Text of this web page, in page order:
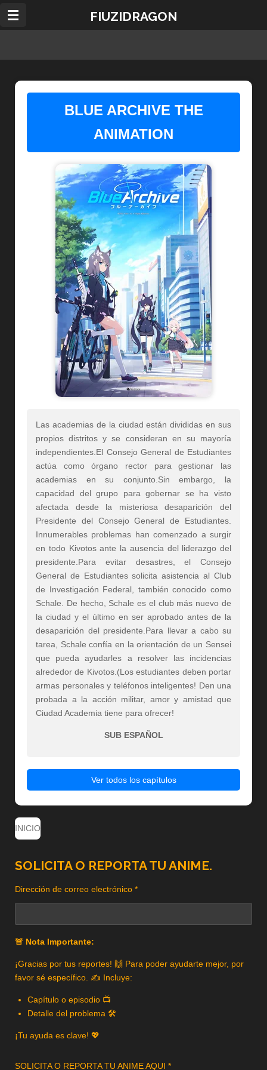
Ir
FIUZIDRAGON
BLUE ARCHIVE THE
ANIMATION
Las academias de la ciudad están divididas en sus
propios distritos y se consideran en su mayoría
independientes.El Consejo General de Estudiantes
actúa como órgano rector para gestionar las
academias en su conjunto.Sin embargo, la
capacidad del grupo para gobernar se ha visto
afectada desde la misteriosa desaparición del
Presidente del Consejo General de Estudiantes.
Innumerables problemas han comenzado a surgir
en todo Kivotos ante la ausencia del liderazgo del
presidente.Para evitar desastres, el Consejo
General de Estudiantes solicita asistencia al Club
de Investigación Federal, también conocido como
Schale. De hecho, Schale es el club más nuevo de
la ciudad y el último en ser aprobado antes de la
desaparición del presidente.Para llevar a cabo su
tarea, Schale confía en la orientación de un Sensei
que pueda ayudarles a resolver las incidencias
alrededor de Kivotos.(Los estudiantes deben portar
armas personales y teléfonos inteligentes! Den una
probada a la acción militar, amor y amistad que
Ciudad Academia tiene para ofrecer!
SUB ESPAÑOL
Ver todos los capítulos
INICIO
SOLICITA O REPORTA TU ANIME.
Dirección de correo electrónico *
🚨 Nota Importante:
¡Gracias por tus reportes! 🙌 Para poder ayudarte mejor, por
favor sé específico. ✍️ Incluye:
Capítulo o episodio 📺
Detalle del problema 🛠️
¡Tu ayuda es clave! 💖
SOLICITA O REPORTA TU ANIME AQUI *